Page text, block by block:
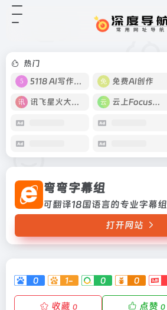
热门
5118 AI写作工具
免费AI创作
讯飞星火大模型 云上Focus接码
弯弯字幕组
可翻译18国语言的专业字幕组
打开网站
0 1- 0 0
收藏 0 点赞 0